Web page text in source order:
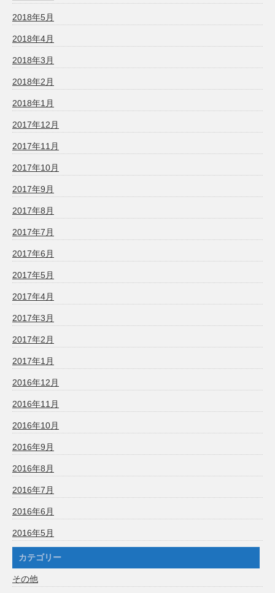
2018年5月
2018年4月
2018年3月
2018年2月
2018年1月
2017年12月
2017年11月
2017年10月
2017年9月
2017年8月
2017年7月
2017年6月
2017年5月
2017年4月
2017年3月
2017年2月
2017年1月
2016年12月
2016年11月
2016年10月
2016年9月
2016年8月
2016年7月
2016年6月
2016年5月
カテゴリー
その他